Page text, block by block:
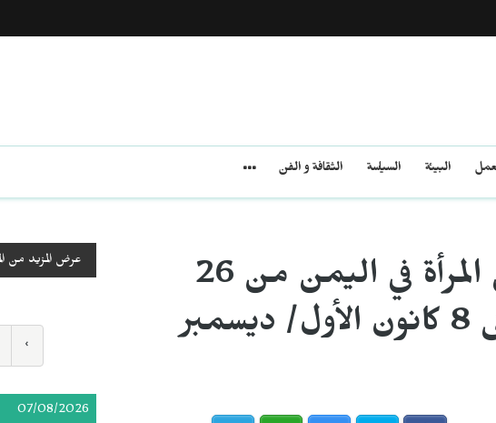
البيئة السياسة الثقافة و الفن
حصيلة الانتهاكات بحق المرأة في اليمن من 26
آذار/ مارس 2015 وحتى 8 كانون الأول/ ديسمبر
عرض المزيد من
›
07/08/2026